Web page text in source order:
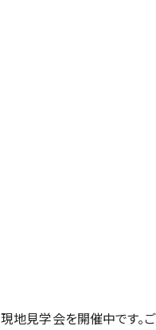
現地見学会を開催中です。